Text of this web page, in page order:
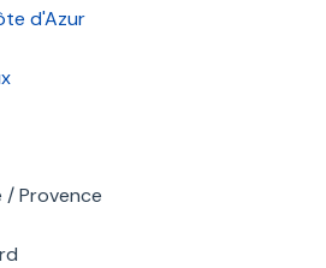
d'Azur
/ Provence